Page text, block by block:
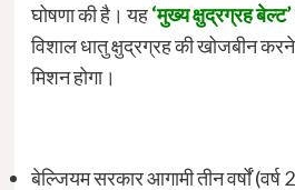
घोषणा की है। यह‘मुख्य क्षुद्रग्रह बेल्ट’
विशाल धातु क्षुद्रग्रह की खोजबीन
मिशन होगा।
बेल्जियम सरकार आगामी तीन वर्षों